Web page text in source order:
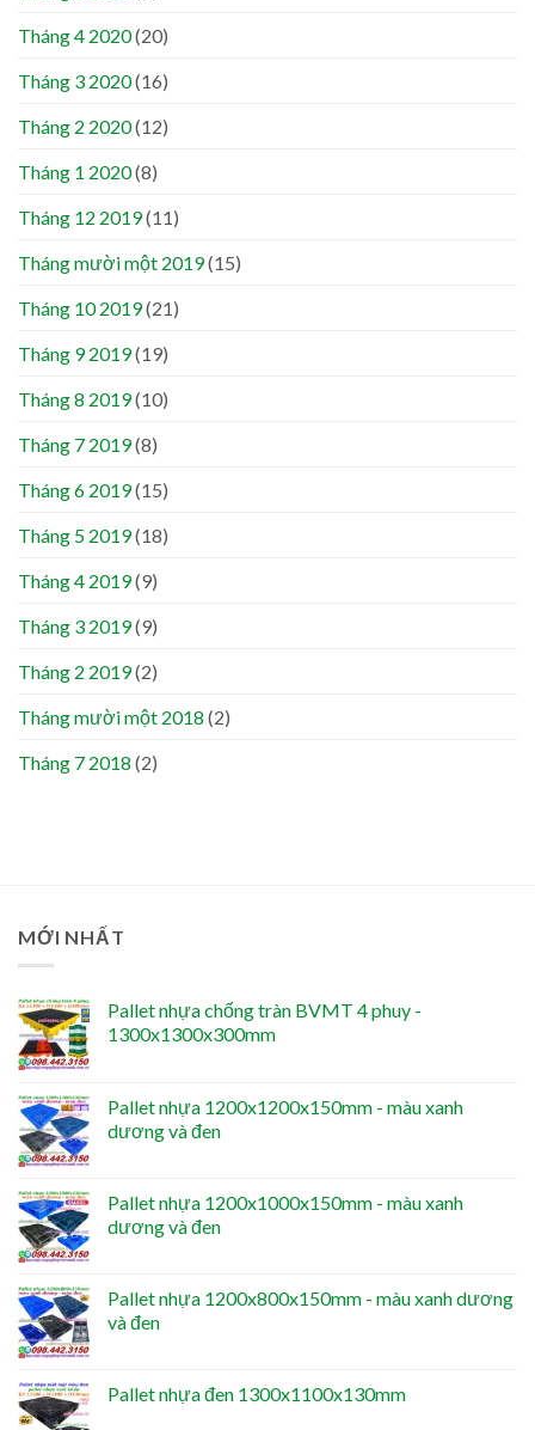
Tháng 4 2020(20)
Tháng 3 2020(16)
Tháng 2 2020(12)
Tháng 1 2020(8)
Tháng 12 2019(11)
Tháng mười một 2019(15)
Tháng 10 2019(21)
Tháng 9 2019(19)
Tháng 8 2019(10)
Tháng 7 2019(8)
Tháng 6 2019(15)
Tháng 5 2019(18)
Tháng 4 2019(9)
Tháng 3 2019(9)
Tháng 2 2019(2)
Tháng mười một 2018 (2)
Tháng 7 2018 (2)
MỚI NHẤT
Pallet nhựa chống tràn BVMT 4 phuy -
1300x1300x300mm
Pallet nhựa 1200x1200x150mm - màu xanh
dương và đen
Pallet nhựa 1200x1000x150mm - màu xanh
dương và đen
Pallet nhựa 1200x800x150mm - màu xanh dương
và đen
Pallet nhựa đen 1300x1100x130mm